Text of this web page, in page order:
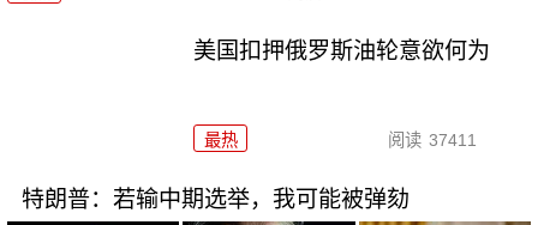
美国扣押俄罗斯油轮意欲何为
最热 阅读 37411
特朗普：若输中期选举，我可能被弹劾